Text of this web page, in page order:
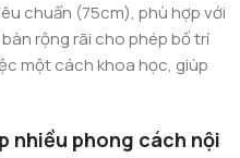
chuẩn (75cm), phù hợp với
rộng rãi cho phép bố trí
một cách khoa học, giúp
nhiều phong cách nội